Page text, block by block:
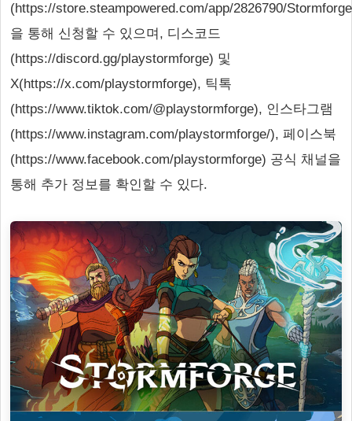
(https://store.steampowered.com/app/2826790/
을 통해 신청할 수 있으며, 디스코드
(https://discord.gg/playstormforge) 및
X(https://x.com/playstormforge), 틱톡
(https://www.tiktok.com/@playstormforge), 인스타그램
(https://www.instagram.com/playstormforge/), 페이스북
(https://www.facebook.com/playstormforge) 공식 채널을
통해 추가 정보를 확인할 수 있다.